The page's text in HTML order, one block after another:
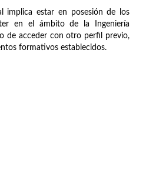
implica estar en posesión de los
en el ámbito de la Ingeniería
de acceder con otro perfil previo,
formativos establecidos.